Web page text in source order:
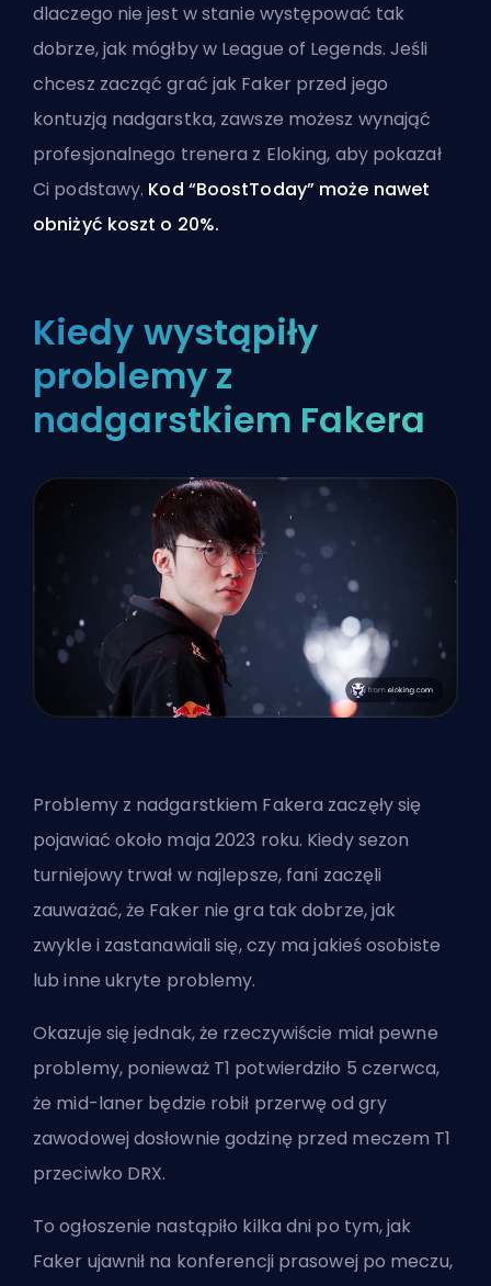
dlaczego nie jest w stanie występować tak
dobrze, jak mógłby w League of Legends. Jeśli
chcesz zacząć grać jak Faker przed jego
kontuzją nadgarstka, zawsze możesz wynająć
profesjonalnego trenera z Eloking, aby pokazał
Ci podstawy. Kod “BoostToday” może nawet
obniżyć koszt o 20%.
Kiedy wystąpiły
problemy z
nadgarstkiem Fakera
Problemy z nadgarstkiem Fakera zaczęły się
pojawiać około maja 2023 roku. Kiedy sezon
turniejowy trwał w najlepsze, fani zaczęli
zauważać, że Faker nie gra tak dobrze, jak
zwykle i zastanawiali się, czy ma jakieś osobiste
lub inne ukryte problemy.
Okazuje się jednak, że rzeczywiście miał pewne
problemy, ponieważ T1 potwierdziło 5 czerwca,
że mid-laner będzie robił przerwę od gry
zawodowej dosłownie godzinę przed meczem T1
przeciwko DRX.
To ogłoszenie nastąpiło kilka dni po tym, jak
Faker ujawnił na konferencji prasowej po meczu,